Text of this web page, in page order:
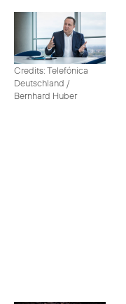
Credits: Telefónica
Deutschland /
Bernhard Huber